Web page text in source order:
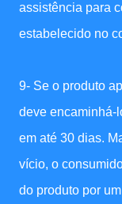
assistência para
estabelecido no
9- Se o produto
deve encaminhá-
em até 30 dias.
vício, o
do produto por